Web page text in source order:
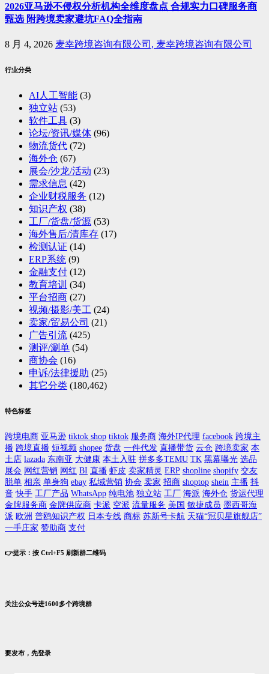
2026亚马逊不侵权分析机构全维度盘点 合规实力口碑服务商
甄选 附跨境卖家避坑FAQ全指南
8 月 4, 2026 麦幸跨境咨询有限公司, 麦幸跨境咨询有限公司
行业分类
AI人工智能 (3)
独立站 (53)
软件工具 (3)
论坛/资讯/媒体 (96)
物流货代 (72)
海外仓 (67)
展会/沙龙/活动 (23)
需求信息 (42)
企业财税服务 (12)
知识产权 (38)
工厂/货盘/货源 (53)
海外售后/清库存 (17)
检测认证 (14)
ERP系统 (9)
金融支付 (12)
教育培训 (34)
平台招商 (27)
视频/摄影/美工 (24)
卖家/贸易公司 (21)
广告引流 (425)
测评/涮单 (54)
商协会 (16)
申诉/法律援助 (25)
其它分类 (180,462)
特色标签
跨境电商 亚马逊 tiktok shop tiktok 服务商 海外IP代理 facebook 跨境主
播 跨境直播 短视频 shopee 货盘 一件代发 直播带货 云仓 跨境卖家 本
土店 lazada 东南亚 大健康 本土入驻 拼多多TEMU TK 黑幕曝光 选品
展会 网红营销 网红 BI 直播 虾皮 卖家精灵 ERP shopline shopify 交友
脱单 相亲 单身狗 ebay 私域营销 协会 卖家 招商 shoptop shein 主播 抖
音 快手 工厂产品 WhatsApp 纯电池 独立站 工厂 海派 海外仓 货运代理
金牌服务商 金牌供应商 卡派 空派 流量服务 美国 敏捷成员 墨西哥海
派 欧洲 普鸥知识产权 日本专线 商标 苏新号卡航 天猫“冠贝星旗舰店”
一手庄家 赞助商 支付
👉提示：按 Ctrl+F5 刷新群二维码
关注公众号进1600多个跨境群
要发布，先登录